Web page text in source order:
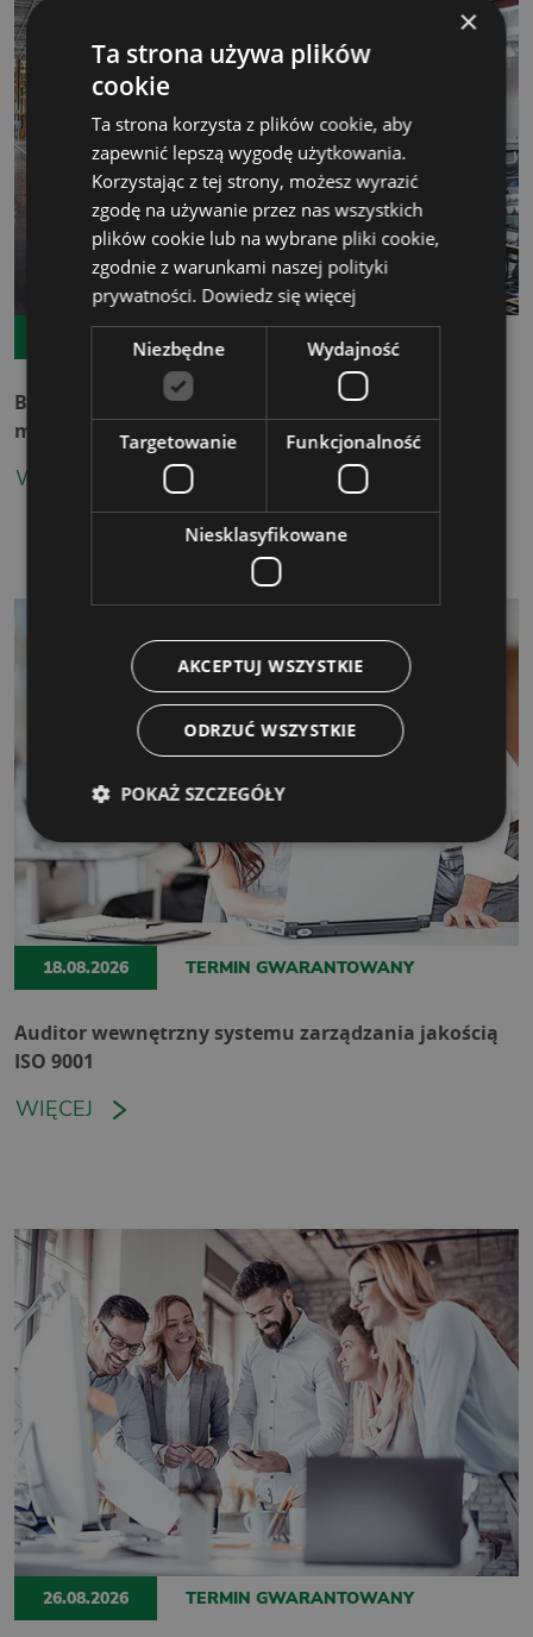
TERMIN GWARANTOWANY
Bezpieczeństwo informacji w przemyśle
motoryzacyjnym na podstawie wymagań TISAX
WIĘCEJ
18.08.2026 TERMIN GWARANTOWANY
Auditor wewnętrzny systemu zarządzania jakością
ISO 9001
WIĘCEJ
26.08.2026 TERMIN GWARANTOWANY
×
Ta strona używa plików
cookie
Ta strona korzysta z plików cookie, aby
zapewnić lepszą wygodę użytkowania.
Korzystając z tej strony, możesz wyrazić
zgodę na używanie przez nas wszystkich
plików cookie lub na wybrane pliki cookie,
zgodnie z warunkami naszej polityki
prywatności. Dowiedz się więcej
Niezbędne Wydajność
Targetowanie Funkcjonalność
Niesklasyfikowane
AKCEPTUJ WSZYSTKIE
ODRZUĆ WSZYSTKIE
POKAŻ SZCZEGÓŁY